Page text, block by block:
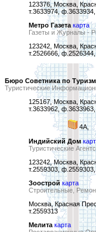
123376, Москва,
т.3633974, ф.3633934,
Метро Газета карта
Газеты и Журналы -
123242, Москва,
т.2526666,
Бюро Советника по
Туристические
125167, Москва,
т.3633962,
4А,
Индийский Дом
Туристические
123242, Москва,
т.2559303,
Зоострой карта
Строительные,
Москва, Красная
т.2559313
Мелита карта